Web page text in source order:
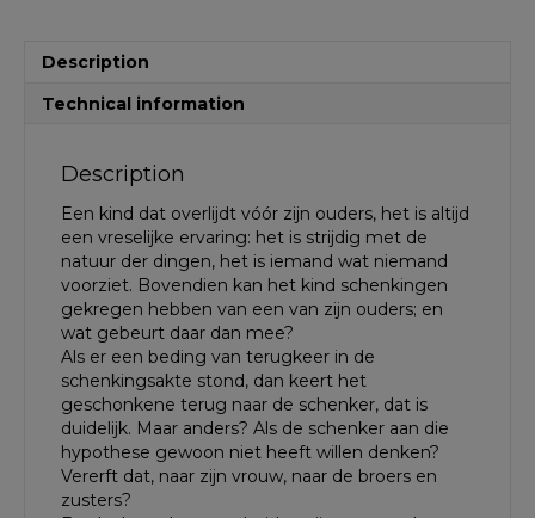
de
Anomale
Description
Technical information
Description
Een kind dat overlijdt vóór zijn ouders, het is altijd
een vreselijke ervaring: het is strijdig met de
natuur der dingen, het is iemand wat niemand
voorziet. Bovendien kan het kind schenkingen
gekregen hebben van een van zijn ouders; en
wat gebeurt daar dan mee?
Als er een beding van terugkeer in de
schenkingsakte stond, dan keert het
geschonkene terug naar de schenker, dat is
duidelijk. Maar anders? Als de schenker aan die
hypothese gewoon niet heeft willen denken?
Vererft dat, naar zijn vrouw, naar de broers en
zusters?